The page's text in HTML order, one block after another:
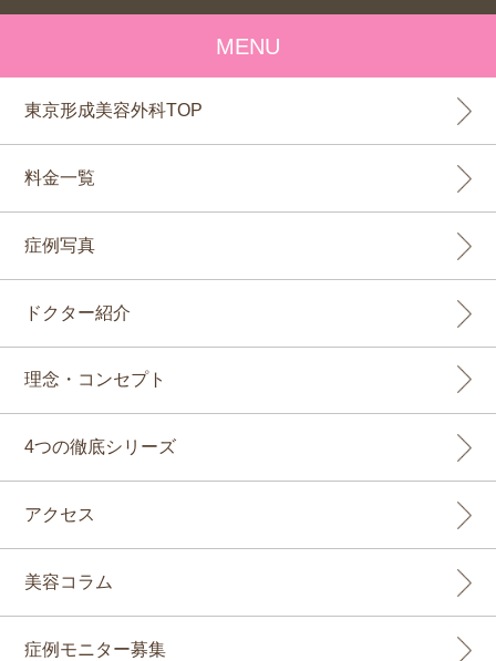
MENU
東京形成美容外科TOP
料金一覧
症例写真
ドクター紹介
理念・コンセプト
4つの徹底シリーズ
アクセス
美容コラム
症例モニター募集